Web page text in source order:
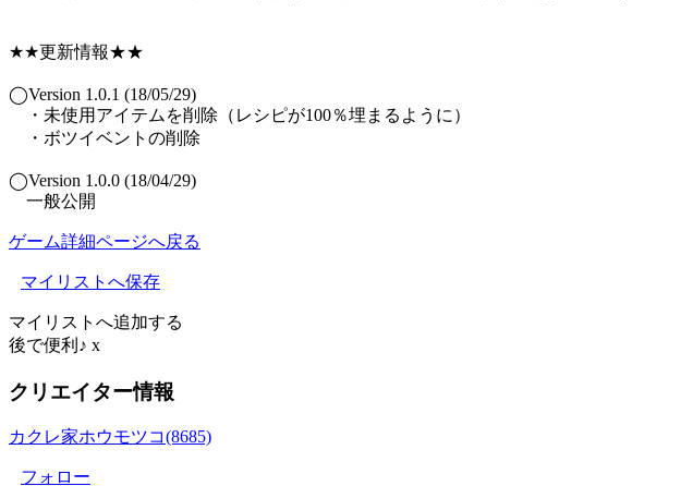
★★更新情報★★
◯Version 1.0.1 (18/05/29)
・未使用アイテムを削除（レシピが100％埋まるように）
・ボツイベントの削除
◯Version 1.0.0 (18/04/29)
一般公開
ゲーム詳細ページへ戻る
マイリストへ保存
マイリストへ追加する
後で便利♪ x
クリエイター情報
カクレ家ホウモツコ(8685)
フォロー